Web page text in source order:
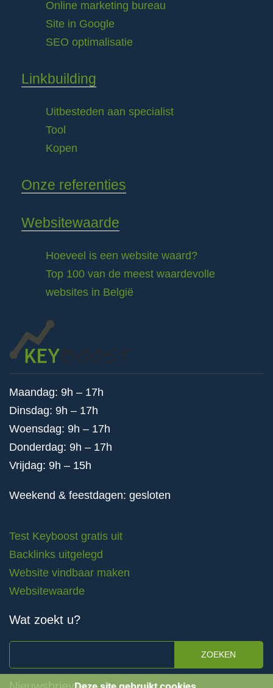
Online marketing bureau
Site in Google
SEO optimalisatie
Linkbuilding
Uitbesteden aan specialist
Tool
Kopen
Onze referenties
Websitewaarde
Hoeveel is een website waard?
Top 100 van de meest waardevolle
websites in België
Maandag: 9h – 17h
Dinsdag: 9h – 17h
Woensdag: 9h – 17h
Donderdag: 9h – 17h
Vrijdag: 9h – 15h
Weekend & feestdagen: gesloten
Test Keyboost gratis uit
Backlinks uitgelegd
Website vindbaar maken
Websitewaarde
Wat zoekt u?
ZOEKEN